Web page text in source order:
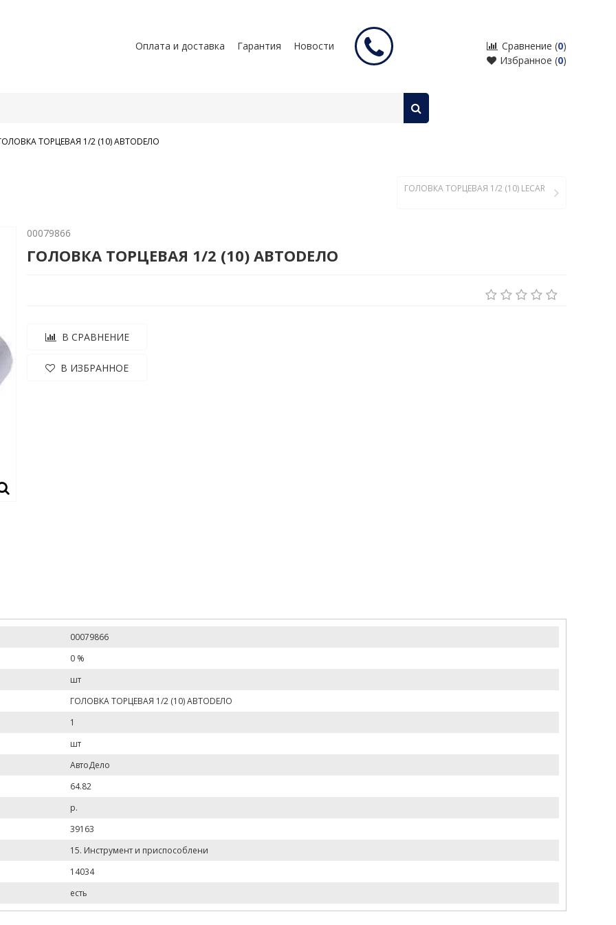
Оплата и доставка Гарантия Новости
Сравнение (0)
Избранное (0)
ТОРЦЕВАЯ 1/2 (10) АВТОDЕЛО
ГОЛОВКА ТОРЦЕВАЯ 1/2 (10) LECAR
00079866
ГОЛОВКА ТОРЦЕВАЯ 1/2 (10) АВТОDЕЛО
В СРАВНЕНИЕ
В ИЗБРАННОЕ
00079866
0 %
шт
ГОЛОВКА ТОРЦЕВАЯ 1/2 (10) АВТОDЕЛО
1
шт
АвтоДело
64.82
р.
39163
15. Инструмент и приспособлени
14034
есть